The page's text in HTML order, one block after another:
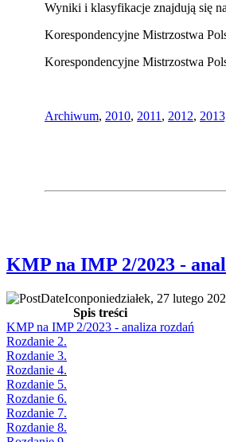
Wyniki i klasyfikacje znajdują się
Korespondencyjne Mistrzostwa
Korespondencyjne Mistrzostwa
Archiwum, 2010, 2011 , 2012,
KMP na IMP 2/2023 -
poniedziałek, 27 lutego
Spis treści
KMP na IMP 2/2023 - analiza rozdań
Rozdanie 2.
Rozdanie 3.
Rozdanie 4.
Rozdanie 5.
Rozdanie 6.
Rozdanie 7.
Rozdanie 8.